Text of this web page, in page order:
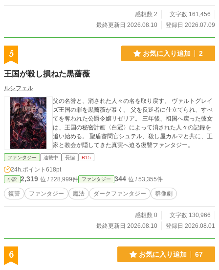
感想数 2
文字数 161,456
最終更新日 2026.08.10
登録日 2026.07.09
5 お気に入り追加 2
王国が殺し損ねた黒薔薇
ルシフェル
父の名誉と、消された人々の名を取り戻す。 ヴァルトグレイ
ズ王国の罪を黒薔薇が暴く。 父を反逆者に仕立てられ、すべ
てを奪われた公爵令嬢リゼリア。 三年後、祖国へ戻った彼女
は、王国の秘密計画〈白冠〉によって消された人々の記録を
追い始める。 聖盾審問官シュテル、殺し屋カルマと共に、王
家と教会が隠してきた真実へ迫る復讐ファンタジー。
ファンタジー 連載中 長編 R15
24h.ポイント 618pt
小説 2,319 位 / 228,999件 ファンタジー 344 位 / 53,355件
復讐 ファンタジー 魔法 ダークファンタジー 群像劇
感想数 0
文字数 130,966
最終更新日 2026.08.10
登録日 2026.08.01
6 お気に入り追加 67